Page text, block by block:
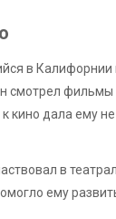
в Калифорнии
смотрел
кино дала ему
в
ему